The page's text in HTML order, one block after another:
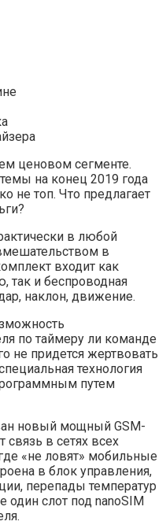
ценовом сегменте.
на конец 2019 года
не топ. Что предлагает
в любой
в
входит как
так и беспроводная
наклон, движение.
по таймеру ли команде
не придется жертвовать
технология
путем
новый мощный GSM-
связь в сетях всех
«не ловят» мобильные
в блок управления,
перепады температур
один слот под nanoSIM